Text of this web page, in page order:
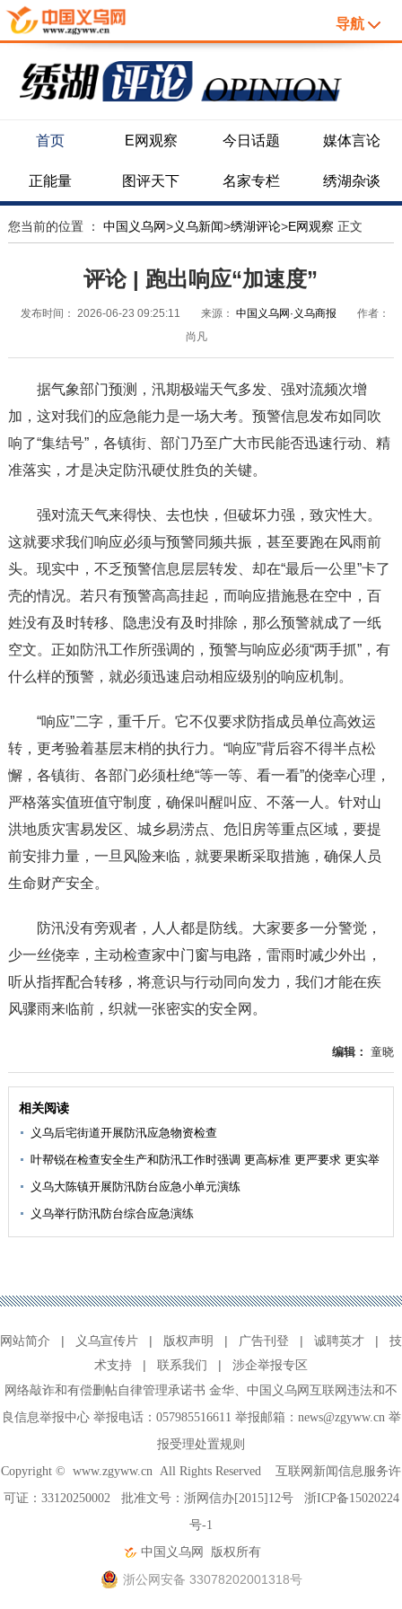
导航
首页 E网观察 今日话题 媒体言论
正能量 图评天下 名家专栏 绣湖杂谈
您当前的位置 ： 中国义乌网>义乌新闻>绣湖评论>E网观察 正文
评论 | 跑出响应“加速度”
发布时间： 2026-06-23 09:25:11 来源：中国义乌网·义乌商报
作者：
尚凡
据气象部门预测，汛期极端天气多发、强对流频次增
加，这对我们的应急能力是一场大考。预警信息发布如同吹
响了“集结号”，各镇街、部门乃至广大市民能否迅速行动、精
准落实，才是决定防汛硬仗胜负的关键。
强对流天气来得快、去也快，但破坏力强，致灾性大。
这就要求我们响应必须与预警同频共振，甚至要跑在风雨前
头。现实中，不乏预警信息层层转发、却在“最后一公里”卡了
壳的情况。若只有预警高高挂起，而响应措施悬在空中，百
姓没有及时转移、隐患没有及时排除，那么预警就成了一纸
空文。正如防汛工作所强调的，预警与响应必须“两手抓”，有
什么样的预警，就必须迅速启动相应级别的响应机制。
“响应”二字，重千斤。它不仅要求防指成员单位高效运
转，更考验着基层末梢的执行力。“响应”背后容不得半点松
懈，各镇街、各部门必须杜绝“等一等、看一看”的侥幸心理，
严格落实值班值守制度，确保叫醒叫应、不落一人。针对山
洪地质灾害易发区、城乡易涝点、危旧房等重点区域，要提
前安排力量，一旦风险来临，就要果断采取措施，确保人员
生命财产安全。
防汛没有旁观者，人人都是防线。大家要多一分警觉，
少一丝侥幸，主动检查家中门窗与电路，雷雨时减少外出，
听从指挥配合转移，将意识与行动同向发力，我们才能在疾
风骤雨来临前，织就一张密实的安全网。
编辑： 童晓
相关阅读
义乌后宅街道开展防汛应急物资检查
叶帮锐在检查安全生产和防汛工作时强调 更高标准 更严要求 更实举
措 全力守护人民群众生命财产安全
义乌大陈镇开展防汛防台应急小单元演练
义乌举行防汛防台综合应急演练
网站简介 | 义乌宣传片 | 版权声明 | 广告刊登 | 诚聘英才 |
技
术支持
| 联系我们 | 涉企举报专区
网络敲诈和有偿删帖自律管理承诺书 金华
中国义乌网互联网违法和不
良信息举报中心举报电话：057985516611 举报邮箱：news@zgyww.cn 举
报受理处置规则
Copyright © www.zgyww.cn All Rights Reserved 互联网新闻信息服务许
可证：33120250002 批准文号：浙网信办[2015]12号 浙ICP备15020224
号-1
中国义乌网
版权所有
浙公网安备 33078202001318号